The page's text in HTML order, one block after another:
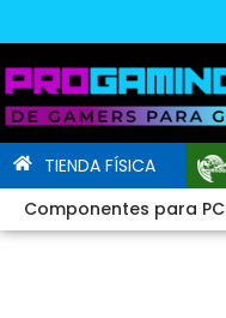
TIENDA FÍSICA
Componentes para PC